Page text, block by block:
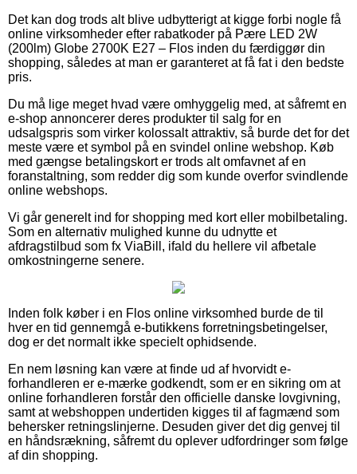
Det kan dog trods alt blive udbytterigt at kigge forbi nogle få
online virksomheder efter rabatkoder på Pære LED 2W
(200lm) Globe 2700K E27 – Flos inden du færdiggør din
shopping, således at man er garanteret at få fat i den bedste
pris.
Du må lige meget hvad være omhyggelig med, at såfremt en
e-shop annoncerer deres produkter til salg for en
udsalgspris som virker kolossalt attraktiv, så burde det for det
meste være et symbol på en svindel online webshop. Køb
med gængse betalingskort er trods alt omfavnet af en
foranstaltning, som redder dig som kunde overfor svindlende
online webshops.
Vi går generelt ind for shopping med kort eller mobilbetaling.
Som en alternativ mulighed kunne du udnytte et
afdragstilbud som fx ViaBill, ifald du hellere vil afbetale
omkostningerne senere.
Inden folk køber i en Flos online virksomhed burde de til
hver en tid gennemgå e-butikkens forretningsbetingelser,
dog er det normalt ikke specielt ophidsende.
En nem løsning kan være at finde ud af hvorvidt e-
forhandleren er e-mærke godkendt, som er en sikring om at
online forhandleren forstår den officielle danske lovgivning,
samt at webshoppen undertiden kigges til af fagmænd som
behersker retningslinjerne. Desuden giver det dig genvej til
en håndsrækning, såfremt du oplever udfordringer som følge
af din shopping.